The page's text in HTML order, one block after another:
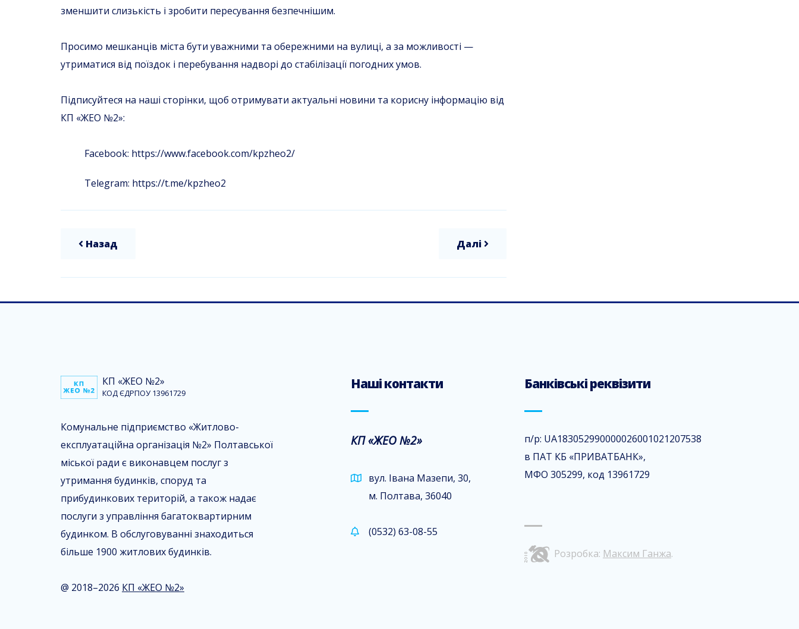
зменшити слизькість і зробити пересування безпечнішим.
Просимо мешканців міста бути уважними та обережними на вулиці, а за можливості —
утриматися від поїздок і перебування надворі до стабілізації погодних умов.
Підписуйтеся на наші сторінки, щоб отримувати актуальні новини та корисну інформацію від
КП «ЖЕО №2»:
Facebook: https://www.facebook.com/kpzheo2/
Telegram: https://t.me/kpzheo2
Назад Далі
КП «ЖЕО №2»
КОД ЄДРПОУ 13961729
Комунальне підприємство «Житлово-
експлуатаційна організація №2» Полтавської
міської ради є виконавцем послуг з
утримання будинків, споруд та
прибудинкових територій, а також надає
послуги з управління багатоквартирним
будинком. В обслуговуванні знаходиться
більше 1900 житлових будинків.
@ 2018–2026 КП «ЖЕО №2»
Наші контакти
КП «ЖЕО №2»
вул. Івана Мазепи, 30,
м. Полтава, 36040
(0532) 63-08-55
Банківські реквізити
п/р: UA183052990000026001021207538
в ПАТ КБ «ПРИВАТБАНК»,
МФО 305299, код 13961729
Розробка: Максим Ганжа.